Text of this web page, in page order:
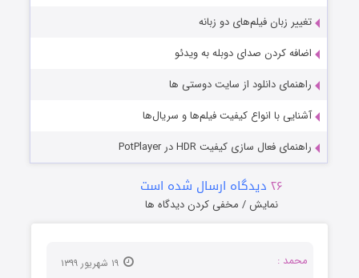
تغییر زبان فیلم‌های دو زبانه
اضافه کردن صدای دوبله به ویدئو
راهنمای دانلود از سایت دوستی ها
آشنایی با انواع کیفیت فیلم‌ها و سریال‌ها
راهنمای فعال سازی کیفیت HDR در PotPlayer
۲۶ دیدگاه ارسال شده است
نمایش / مخفی کردن دیدگاه ها
محمد :